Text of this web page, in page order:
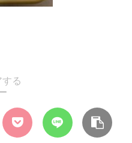
する